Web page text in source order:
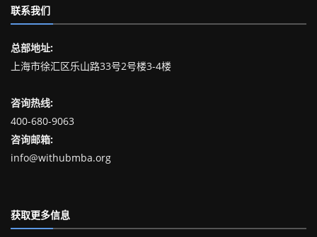
联系我们
总部地址:
上海市徐汇区乐山路33号2号楼3-4楼
咨询热线:
400-680-9063
咨询邮箱:
info@withubmba.org
获取更多信息